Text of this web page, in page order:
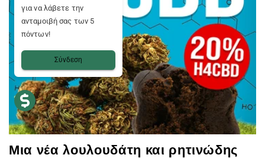
Μια νέα λουλουδάτη και ρητινώδης
για να λάβετε την
ανταμοιβή σας των 5
πόντων!
Σύνδεση